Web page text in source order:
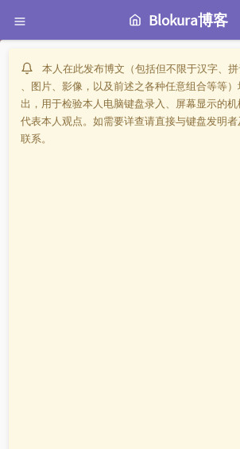
Blokura博客
本人在此发布博文（包括但不限于汉字、
、图片、影像，以及前述之各种任意组合等等
出，用于检验本人电脑键盘录入、屏幕显示的
代表本人观点。如需要详查请直接与键盘发明
联系。